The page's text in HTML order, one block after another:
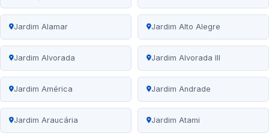
Jardim Alamar Jardim Alto Alegre
Jardim Alvorada Jardim Alvorada III
Jardim América Jardim Andrade
Jardim Araucária Jardim Atami